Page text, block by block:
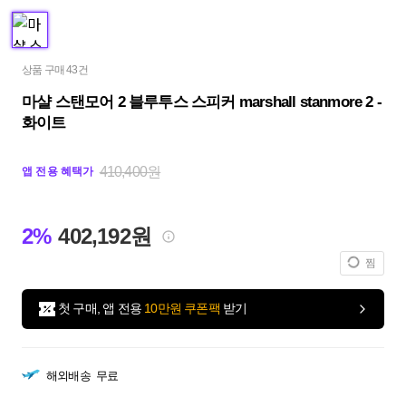
상품 구매 43건
마샬 스탠모어 2 블루투스 스피커 marshall stanmore 2 -
화이트
앱 전용 혜택가 410,400원
2% 402,192원
찜
첫 구매, 앱 전용 10만원 쿠폰팩 받기
해외배송 무료